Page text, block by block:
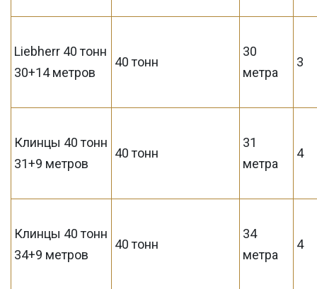
Liebherr 40 тонн
30+14 метров
40 тонн
30
метра
3
Клинцы 40 тонн
31+9 метров
40 тонн
31
метра
4
Клинцы 40 тонн
34+9 метров
40 тонн
34
метра
4